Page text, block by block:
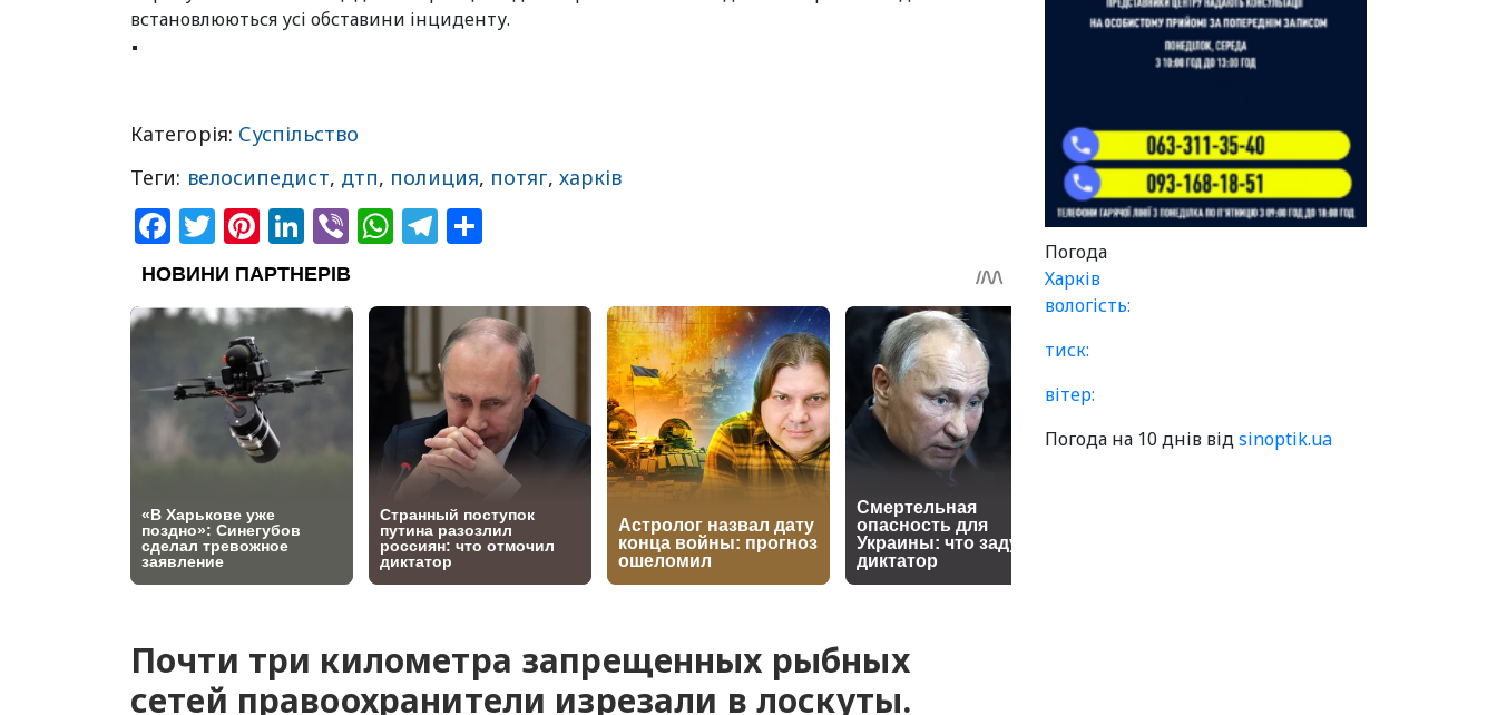
встановлюються усі обставини інциденту.
Категорія: Суспільство
Теги: велосипедист, дтп, полиция, потяг, харків
Facebook
Twitter
Pinterest
LinkedIn
ViberWhatsApp
Telegram
Почти три километра запрещенных рыбных
сетей правоохранители изрезали в лоскуты.
Погода
Харків
вологість:
тиск:
вітер:
Погода на 10 днів відsinoptik.ua